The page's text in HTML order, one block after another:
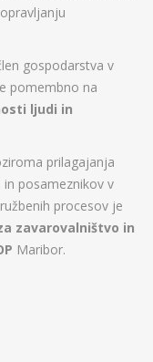
gospodarstva v
pomembno na
ljudi in
prilagajanja
posameznikov v
procesov je
zavarovalništvo in
Maribor.